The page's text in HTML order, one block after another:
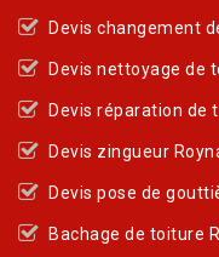
Devis changement
Devis nettoyage de
Devis réparation de
Devis zingueur
Devis pose de
Bachage de toiture